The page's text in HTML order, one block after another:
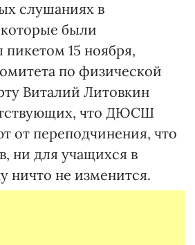
слушаниях в
были
15 ноября,
по физической
Виталий Литовкин
что ДЮСШ
от переподчинения, что
ни для учащихся в
ничто не изменится.